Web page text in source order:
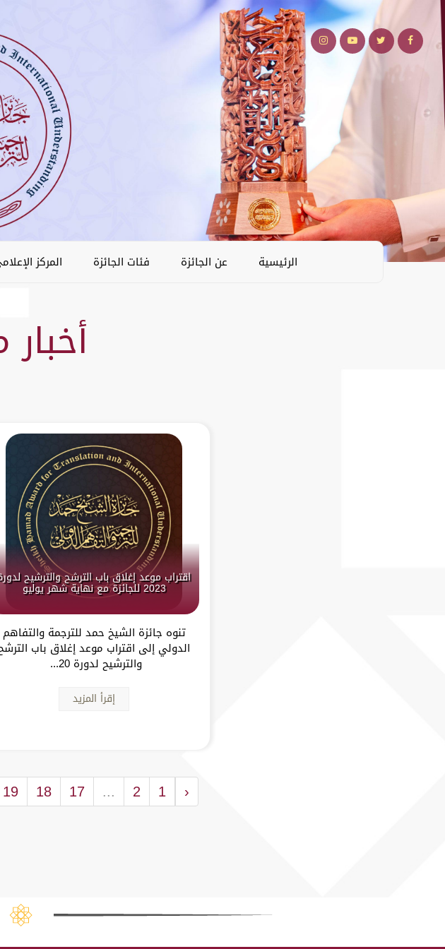
الرئيسية عن الجائزة فئات الجائزة المركز
اقتراب موعد إغلاق باب الترشح والترشيح
2023 للجائزة مع نهاية شهر يوليو
تنوه جائزة الشيخ حمد للترجمة والتفاهم
الدولي إلى اقتراب موعد إغلاق باب
والترشيح لدورة 20...
إقرأ المزيد
‹
1
2
...
17
18
19